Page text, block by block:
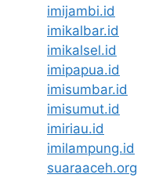
imijambi.id
imikalbar.id
imikalsel.id
imipapua.id
imisumbar.id
imisumut.id
imiriau.id
imilampung.id
suaraaceh.org